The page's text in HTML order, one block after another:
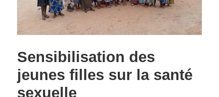
Sensibilisation des
jeunes filles sur la santé
sexuelle